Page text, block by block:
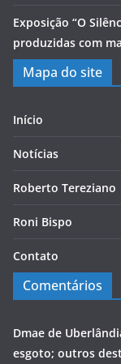
Exposição “O
produzidas com
Mapa do site
Início
Notícias
Roberto Tereziano
Roni Bispo
Contato
Comentários
Dmae de
esgoto; outros